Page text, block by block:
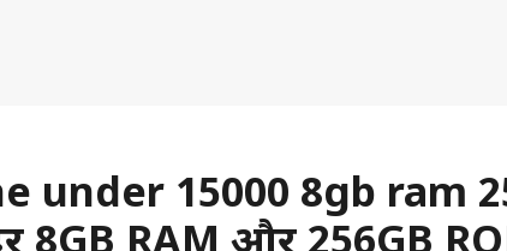
under 15000 8gb ram